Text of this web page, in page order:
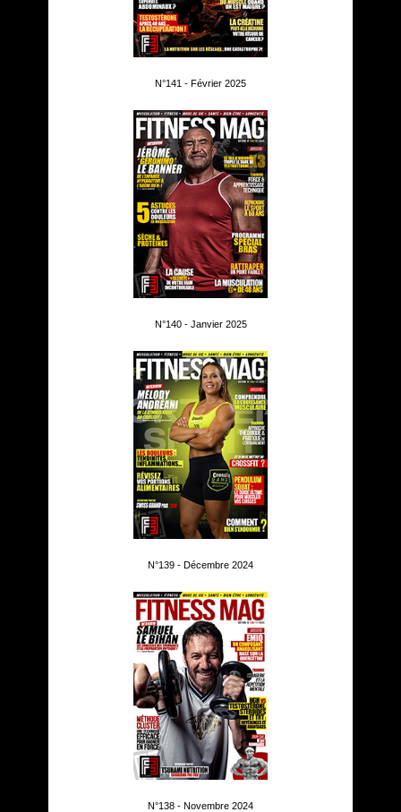
N°141 - Février 2025
N°140 - Janvier 2025
N°139 - Décembre 2024
N°138 - Novembre 2024